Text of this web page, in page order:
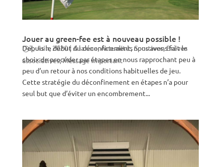
Jouer au green-fee est à nouveau possible !
7, Juin, 2020| A la une,Actualités Sportives,Brèves
associatives,Message important
Depuis le début du déconfinement, nous avons fait le
choix de procéder par étapes en nous rapprochant peu à
peu d’un retour à nos conditions habituelles de jeu.
Cette stratégie du déconfinement en étapes n’a pour
seul but que d’éviter un encombrement...